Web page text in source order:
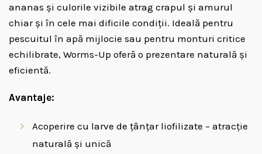
ananas și culorile vizibile atrag crapul și amurul
chiar și în cele mai dificile condiții. Ideală pentru
pescuitul în apă mijlocie sau pentru monturi critice
echilibrate, Worms-Up oferă o prezentare naturală și
eficientă.
Avantaje:
Acoperire cu larve de țânțar liofilizate – atracție
naturală și unică